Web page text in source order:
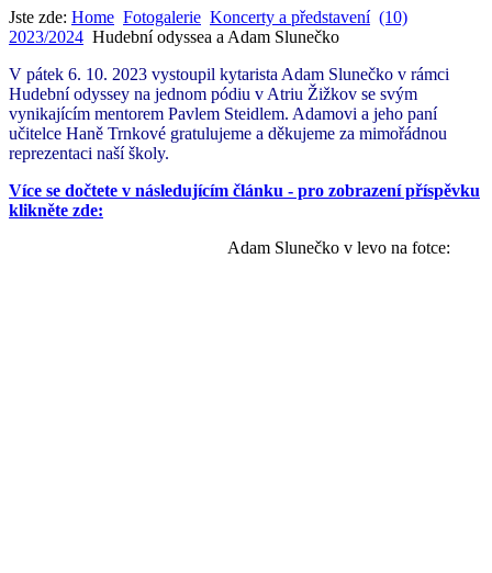
Jste zde: Home Fotogalerie Koncerty a představení (10)
2023/2024 Hudební odyssea a Adam Slunečko
V pátek 6. 10. 2023 vystoupil kytarista Adam Slunečko v rámci
Hudební odyssey na jednom pódiu v Atriu Žižkov se svým
vynikajícím mentorem Pavlem Steidlem. Adamovi a jeho paní
učitelce Haně Trnkové gratulujeme a děkujeme za mimořádnou
reprezentaci naší školy.
Více se dočtete v následujícím článku - pro zobrazení příspěvku
klikněte zde:
Adam Slunečko v levo na fotce: